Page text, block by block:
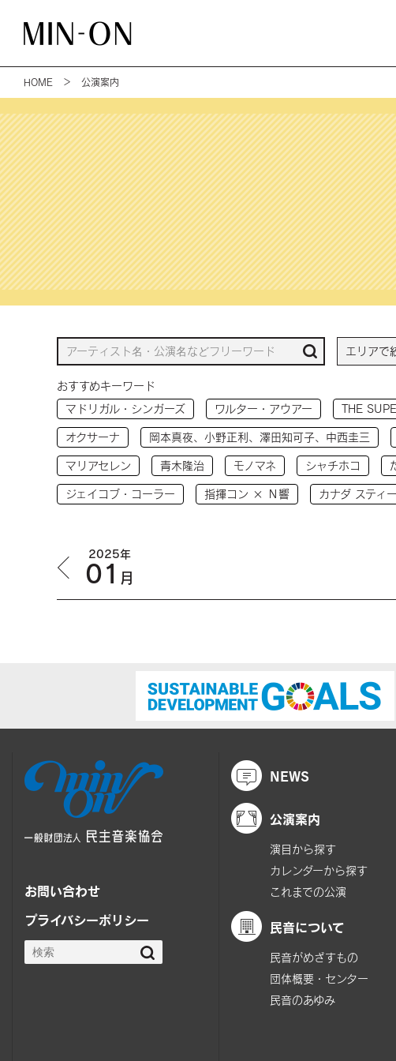
HOME ＞ 公演案内
おすすめキーワード
マドリガル・シンガーズ
ワルター・アウアー THE
オクサーナ 岡本真夜、小野正利、澤田知可子、中西圭三
マリアセレン 青木隆治 モノマネ シャチホコ
ジェイコブ・コーラー 指揮コン × Ｎ響 カナダ スティ
2025年
01 月
お問い合わせ
プライバシーポリシー
NEWS
公演案内
演目から探す
カレンダーから探す
これまでの公演
民音について
民音がめざすもの
団体概要・センター
民音のあゆみ